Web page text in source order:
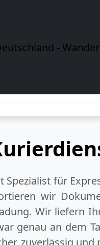
Spezialist für
wir
Wir liefern
genau an dem
zuverlässig